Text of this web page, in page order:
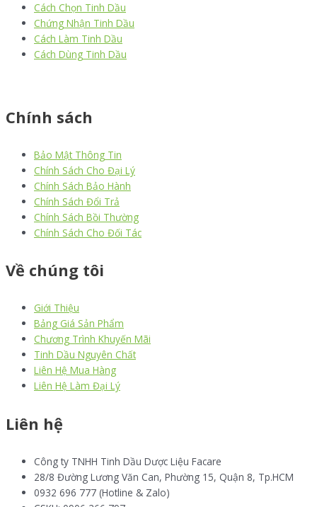
Cách Chọn Tinh Dầu
Chứng Nhận Tinh Dầu
Cách Làm Tinh Dầu
Cách Dùng Tinh Dầu
Chính sách
Bảo Mật Thông Tin
Chính Sách Cho Đại Lý
Chính Sách Bảo Hành
Chính Sách Đổi Trả
Chính Sách Bồi Thường
Chính Sách Cho Đối Tác
Về chúng tôi
Giới Thiệu
Bảng Giá Sản Phẩm
Chương Trình Khuyến Mãi
Tinh Dầu Nguyên Chất
Liên Hệ Mua Hàng
Liên Hệ Làm Đại Lý
Liên hệ
Công ty TNHH Tinh Dầu Dược Liệu Facare
28/8 Đường Lương Văn Can, Phường 15, Quận 8, Tp.HCM
0932 696 777 (Hotline & Zalo)